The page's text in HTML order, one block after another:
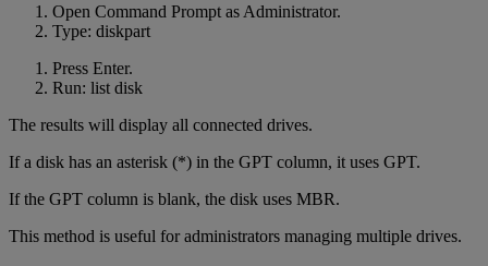
Open Command Prompt as Administrator.
Type: diskpart
Press Enter.
Run: list disk
The results will display all connected drives.
If a disk has an asterisk (*) in the GPT column, it uses GPT.
If the GPT column is blank, the disk uses MBR.
This method is useful for administrators managing multiple drives.